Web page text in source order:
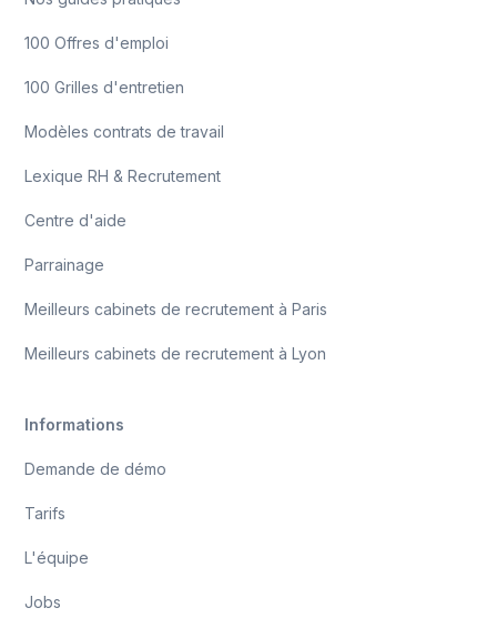
100 Offres d'emploi
100 Grilles d'entretien
Modèles contrats de travail
Lexique RH & Recrutement
Centre d'aide
Parrainage
Meilleurs cabinets de recrutement à Paris
Meilleurs cabinets de recrutement à Lyon
Informations
Demande de démo
Tarifs
L'équipe
Jobs